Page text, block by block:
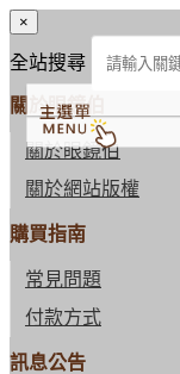
×
全站搜尋
關於眼鏡伯
關於眼鏡伯
關於網站版權
購買指南
常見問題
付款方式
訊息公告